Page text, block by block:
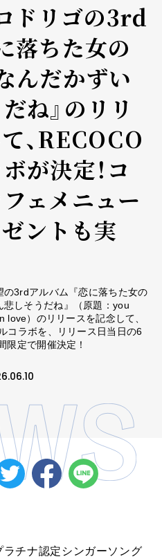
ドリゴの3rd
落ちた女の
んだかずい
ね』のリリ
、RECOCO
が決定！コ
ェメニュー
ントも実
3rdアルバム『恋に落ちた女の
しそうだね』（原題：you
）のリリースを記念して、
コラボを、リリース日当日の6
限定で開催決定！
チナ認定シンガーソング